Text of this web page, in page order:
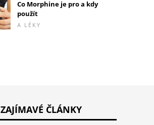
Co Morphine je pro a kdy
použít
A LÉKY
ZAJÍMAVÉ ČLÁNKY